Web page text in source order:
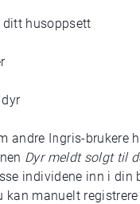
ditt husoppsett
andre Ingris-brukere
Dyr meldt solgt til
individene inn i din
kan manuelt